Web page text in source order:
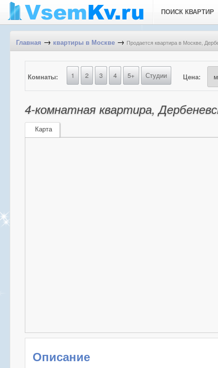
ПОИСК КВАРТИР
Главная → квартиры в Москве → Продается квартира в Москве,
Комнаты: 1 2 3 4 5+ Студии Цена:
4-комнатная квартира,
Карта
Описание